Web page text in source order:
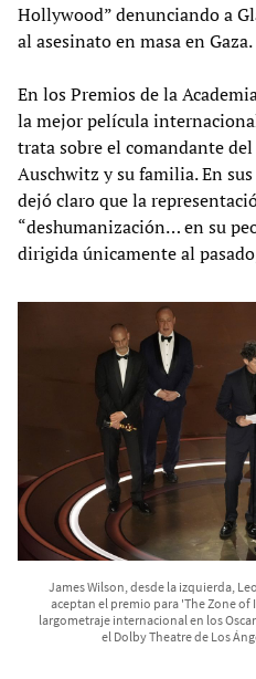
Hollywood” denunciando a
al asesinato en masa en Gaza.
En los Premios de la
la mejor película
trata sobre el comandante
Auschwitz y su familia. En
dejó claro que la
“deshumanización… en su
dirigida únicamente al
James Wilson, desde la izquierda,
aceptan el premio para 'The Zone
largometraje internacional en los
el Dolby Theatre de Los